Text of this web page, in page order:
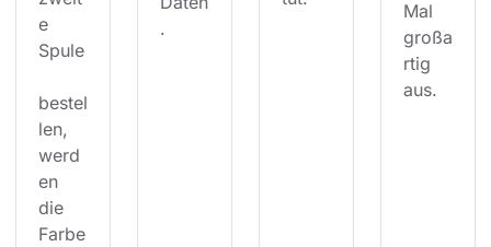
e
Spule
bestel
len,
werd
en
die
Farbe
.
Mal
großa
rtig
aus.